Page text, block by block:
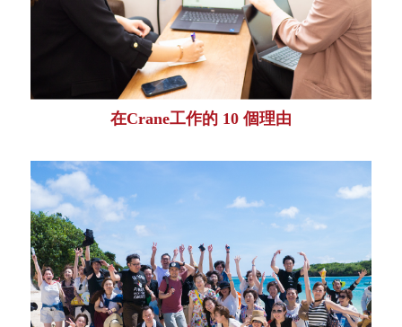
在Crane工作的 10 個理由